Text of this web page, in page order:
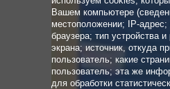
Вашем компьютере
местоположении; IP-
браузера; тип устройства
экрана; источник, откуда
пользователь; какие
пользователь; эта же
для обработки